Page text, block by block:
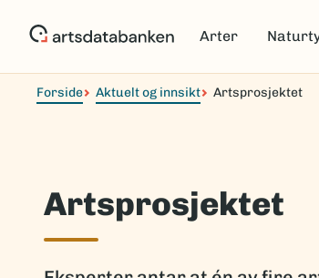
Arter
Forside Aktuelt og innsikt Artsprosjektet
Artsprosjektet